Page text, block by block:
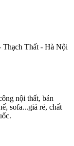
Thất - Hà Nội
nội thất, bán
sofa...giá rẻ, chất